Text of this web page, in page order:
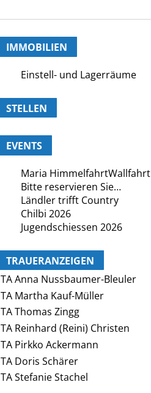
IMMOBILIEN
Einstell- und Lagerräume
STELLEN
EVENTS
Maria HimmelfahrtWallfahrt
Bitte reservieren Sie…
Ländler trifft Country
Chilbi 2026
Jugendschiessen 2026
TRAUERANZEIGEN
TA Anna Nussbaumer-Bleuler
TA Martha Kauf-Müller
TA Thomas Zingg
TA Reinhard (Reini) Christen
TA Pirkko Ackermann
TA Doris Schärer
TA Stefanie Stachel